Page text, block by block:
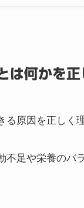
は何かを
る原因を正しく
不足や栄養のバ